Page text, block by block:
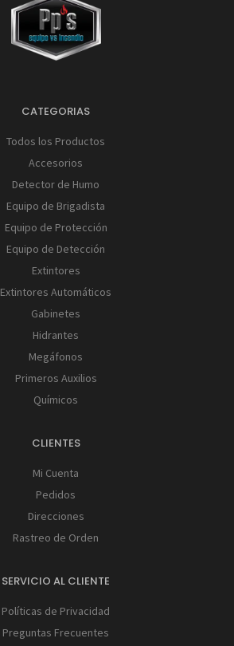
CATEGORIAS
Todos los Productos
Accesorios
Detector de Humo
Equipo de Brigadista
Equipo de Protección
Equipo de Detección
Extintores
Extintores Automáticos
Gabinetes
Hidrantes
Megáfonos
Primeros Auxilios
Químicos
CLIENTES
Mi Cuenta
Pedidos
Direcciones
Rastreo de Orden
SERVICIO AL CLIENTE
Políticas de Privacidad
Preguntas Frecuentes